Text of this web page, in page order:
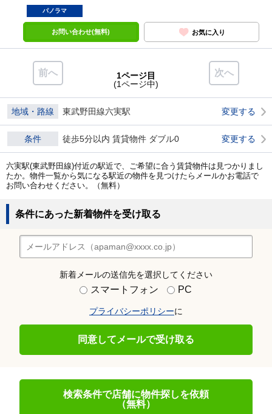
パノラマ
お問い合わせ(無料) お気に入り
前へ 次へ
1ページ目
(1ページ中)
地域・路線 東武野田線六実駅 変更する
条件 徒歩5分以内 賃貸物件 ダブル0 変更する
六実駅(東武野田線)付近の駅近で、ご希望に合う賃貸物件は見つかりまし
たか。物件一覧から気になる駅近の物件を見つけたらメールかお電話で
お問い合わせください。（無料）
条件にあった新着物件を受け取る
新着メールの送信先を選択してください
スマートフォン PC
プライバシーポリシーに
同意してメールで受け取る
検索条件で店舗に物件探しを依頼
（無料）